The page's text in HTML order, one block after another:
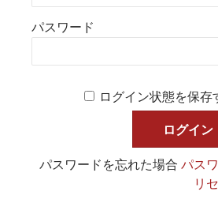
パスワード
ログイン状態を保存
パスワードを忘れた場合パス
リ